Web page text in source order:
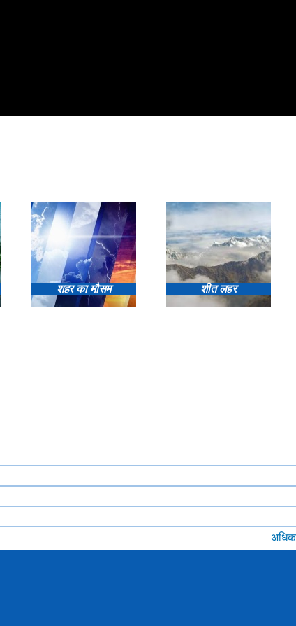
शहर का मौसम शीत लहर
अधिक